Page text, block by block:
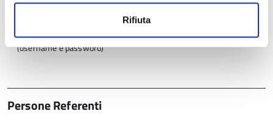
Rifiuta
Credenziali SPID - Lepida ID
Sistema Pubblico di Identità Digitale per accedere a tutti i servizi
online della Pubblica Amministrazione con un'unica Identità Digitale
(username e password)
Persone Referenti